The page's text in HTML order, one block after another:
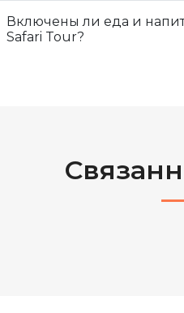
Включены ли еда и
Safari Tour?